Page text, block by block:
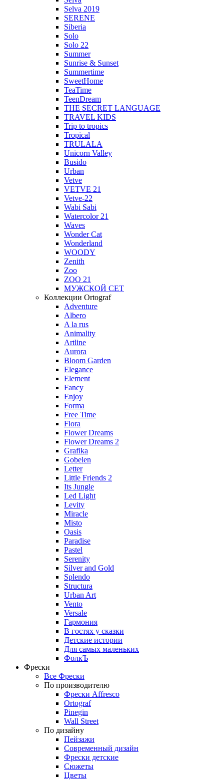
Selva 2019
SERENE
Siberia
Solo
Solo 22
Summer
Sunrise & Sunset
Summertime
SweetHome
TeaTime
TeenDream
THE SECRET LANGUAGE
TRAVEL KIDS
Trip to tropics
Tropical
TRULALA
Unicorn Valley
Busido
Urban
Vetve
VETVE 21
Vetve-22
Wabi Sabi
Watercolor 21
Waves
Wonder Cat
Wonderland
WOODY
Zenith
Zoo
ZOO 21
МУЖСКОЙ СЕТ
Коллекции Ortograf
Adventure
Albero
A la rus
Animality
Artline
Aurora
Bloom Garden
Elegance
Element
Fancy
Enjoy
Forma
Free Time
Flora
Flower Dreams
Flower Dreams 2
Grafika
Gobelen
Letter
Little Friends 2
Its Jungle
Led Light
Levity
Miracle
Misto
Oasis
Paradise
Pastel
Serenity
Silver and Gold
Splendo
Structura
Urban Art
Vento
Versale
Гармония
В гостях у сказки
Детские истории
Для самых маленьких
ФолкЪ
Фрески
Все Фрески
По производителю
Фрески Affresco
Ortograf
Pinegin
Wall Street
По дизайну
Пейзажи
Современный дизайн
Фрески детские
Сюжеты
Цветы